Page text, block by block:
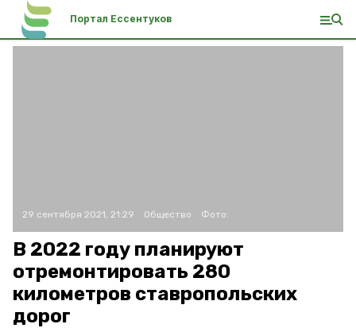
Портал Ессентуков
29 сентября 2021, 21:29 Общество Фото:
В 2022 году планируют
отремонтировать 280
километров ставропольских
дорог